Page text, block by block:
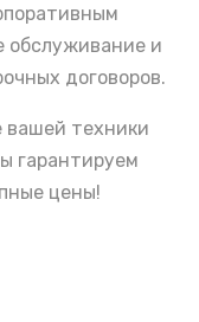
обслуживание и
договоров.
вашей техники
гарантируем
цены!